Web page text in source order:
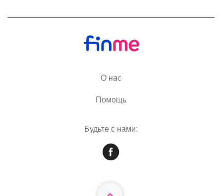
О нас
Помощь
Будьте с нами: